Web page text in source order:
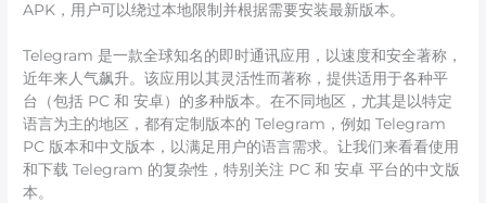
APK，用户可以绕过本地限制并根据需要安装最新版本。
Telegram 是一款全球知名的即时通讯应用，以速度和安全著称，
近年来人气飙升。该应用以其灵活性而著称，提供适用于各种平
台（包括 PC 和 安卓）的多种版本。在不同地区，尤其是以特定
语言为主的地区，都有定制版本的 Telegram，例如 Telegram
PC 版本和中文版本，以满足用户的语言需求。让我们来看看使用
和下载 Telegram 的复杂性，特别关注 PC 和 安卓 平台的中文版
本。